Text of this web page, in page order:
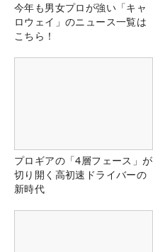
今年も男女プロが強い「キャ
ロウェイ」のニュース一覧は
こちら！
プロギアの「4層フェース」が
切り開く高初速ドライバーの
新時代